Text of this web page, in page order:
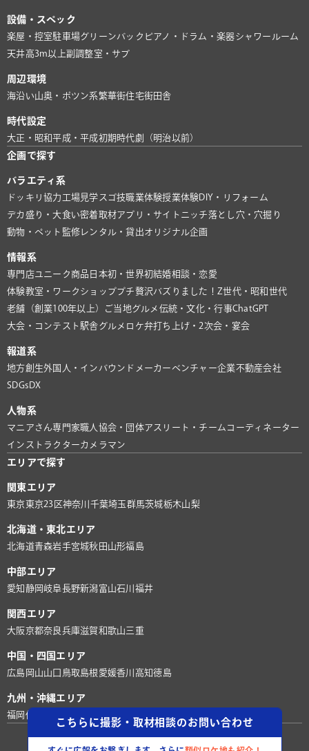
こちらに撮影・取材相談のお問い合わせ
設備・スペック
楽屋・控室駐車場グリーンバック ピアノ・ドラム・楽器シャワールーム
天井高3m以上副調整室・サブ
周辺環境
海沿い山奥・ポツン系繁華街住宅街田舎
時代設定
大正・昭和平成・平成初期時代劇（明治以前）
企画で探す
バラエティ系
ドッキリ協力 工場見学 スゴ技職業体験授業体験 DIY・リフォーム
デカ盛り・大食い密着取材アプリ・サイト ニッチ落とし穴・穴掘り
動物・ペット 監修 レンタル・貸出オリジナル企画
情報系
専門店ユニーク商品 日本初・世界初結婚相談・恋愛
体験教室・ワークショッププチ贅沢バズりました！ Z世代・昭和世代
老舗（創業100年以上）
ご当地グルメ 伝統・文化・行事ChatGPT
大会・コンテスト 駅舎グルメ ロケ弁打ち上げ・2次会・宴会
報道系
地方創生外国人・インバウンド メーカー ベンチャー企業不動産会社
SDGs DX
人物系
マニアさん専門家 職人 協会・団体アスリート・チーム コーディネーター
インストラクターカメラマン
エリアで探す
関東エリア
東京 東京23区神奈川 千葉埼玉群馬茨城栃木山梨
北海道・東北エリア
北海道青森岩手宮城秋田 山形福島
中部エリア
愛知 静岡 岐阜長野新潟富山石川 福井
関西エリア
大阪京都奈良兵庫滋賀和歌山 三重
中国・四国エリア
広島 岡山山口 鳥取島根 愛媛香川 高知徳島
九州・沖縄エリア
福岡 佐賀
©株式会社ロケグー